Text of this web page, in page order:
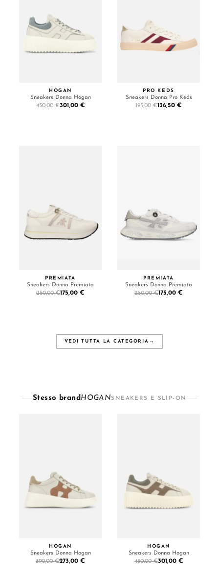
HOGAN
Sneakers Donna Hogan
430,00 €301,00 €
PRO KEDS
Sneakers Donna Pro Keds
195,00 €136,50 €
PREMIATA
Sneakers Donna Premiata
250,00 €175,00 €
PREMIATA
Sneakers Donna Premiata
250,00 €175,00 €
VEDI TUTTA LA CATEGORIA →
Stesso brand HOGANSNEAKERS E SLIP-ON
HOGAN
Sneakers Donna Hogan
390,00 €273,00 €
HOGAN
Sneakers Donna Hogan
430,00 €301,00 €